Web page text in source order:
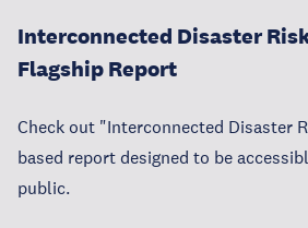
Interconnected Disaster
Flagship Report
Check out "Interconnected Disaster
based report designed to be
public.